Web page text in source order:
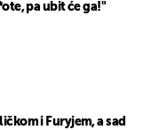
pa ubit će ga!"
i Furyjem, a sad